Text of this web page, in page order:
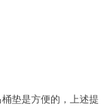
垫是方便的，上述提